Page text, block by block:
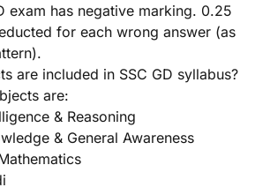
exam has negative marking. 0.25
for each wrong answer (as
are included in SSC GD syllabus?
are:
& Reasoning
& General Awareness